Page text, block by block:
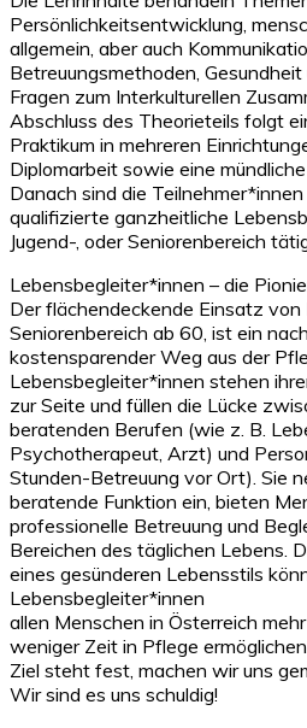
Persönlichkeitsentwicklung,
allgemein, aber auch
Betreuungsmethoden,
Fragen zum Interkulturellen
Abschluss des Theorieteils folgt
Praktikum in mehreren
Diplomarbeit sowie eine
Danach sind die
qualifizierte ganzheitliche
Jugend-, oder Seniorenbereich
Lebensbegleiter*innen – die
Der flächendeckende Einsatz
Seniorenbereich ab 60, ist ein
kostensparender Weg aus der
Lebensbegleiter*innen stehen
zur Seite und füllen die Lücke
beratenden Berufen (wie z. B.
Psychotherapeut, Arzt) und
Stunden-Betreuung vor Ort). Sie
beratende Funktion ein, bieten
professionelle Betreuung und
Bereichen des täglichen Lebens.
eines gesünderen Lebensstils
Lebensbegleiter*innen
allen Menschen in Österreich mehr
weniger Zeit in Pflege
Ziel steht fest, machen wir uns
Wir sind es uns schuldig!